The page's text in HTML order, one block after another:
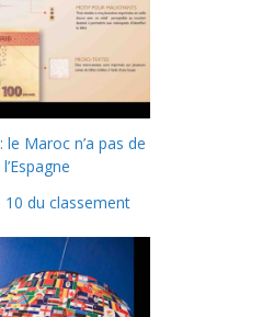
Maroc n’a pas de
du classement